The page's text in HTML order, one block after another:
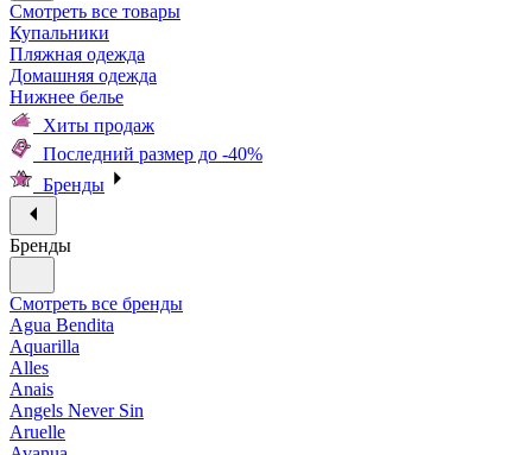
Смотреть все товары
Купальники
Пляжная одежда
Домашняя одежда
Нижнее белье
Хиты продаж
Последний размер до -40%
Бренды
Бренды
Смотреть все бренды
Agua Bendita
Aquarilla
Alles
Anais
Angels Never Sin
Aruelle